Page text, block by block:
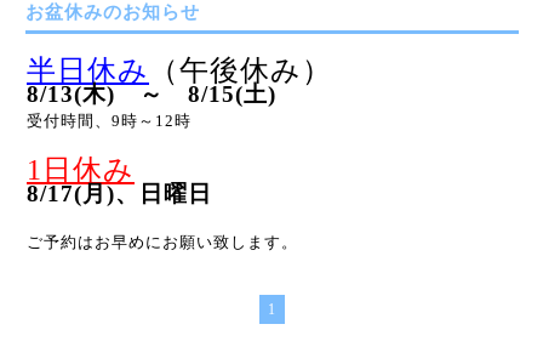
お盆休みのお知らせ
半日休み （午後休み）
8/13(木) ～ 8/15(土)
受付時間、9時～12時
1日休み
8/17(月)、日曜日
ご予約はお早めにお願い致します。
1